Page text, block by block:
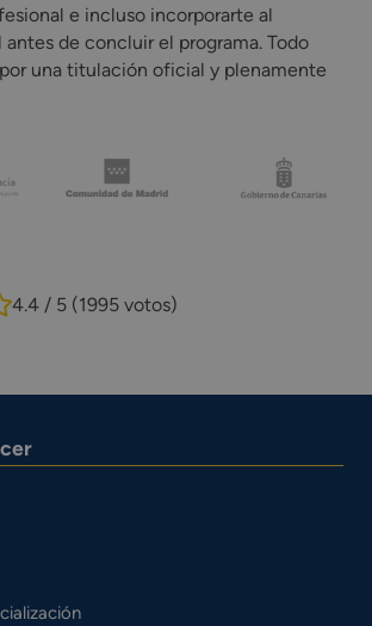
e incluso incorporarte al
antes de concluir el programa. Todo
una titulación oficial y plenamente
4.4 / 5 (1995 votos)